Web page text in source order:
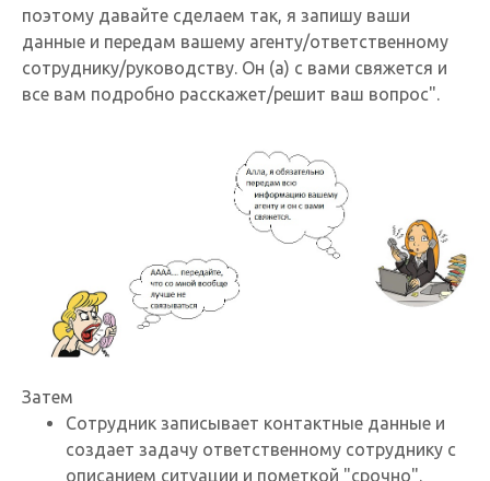
поэтому давайте сделаем так, я запишу ваши
данные и передам вашему агенту/ответственному
сотруднику/руководству. Он (а) с вами свяжется и
все вам подробно расскажет/решит ваш вопрос".
Затем
Сотрудник записывает контактные данные и
создает задачу ответственному сотруднику с
описанием ситуации и пометкой "срочно".